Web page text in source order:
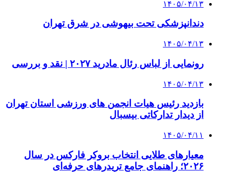
۱۴۰۵/۰۴/۱۳
دندانپزشکی تحت بیهوشی در شرق تهران
۱۴۰۵/۰۴/۱۳
رونمایی از لباس رئال مادرید ۲۰۲۷ | نقد و بررسی
۱۴۰۵/۰۴/۱۳
بازدید رئیس هیات انجمن های ورزشی استان تهران
از دیدار تدارکاتی بیسبال
۱۴۰۵/۰۴/۱۱
معیارهای طلایی انتخاب بروکر فارکس در سال
۲۰۲۶؛ راهنمای جامع تریدرهای حرفه‌ای